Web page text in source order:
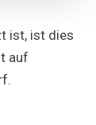
ist, ist dies
auf